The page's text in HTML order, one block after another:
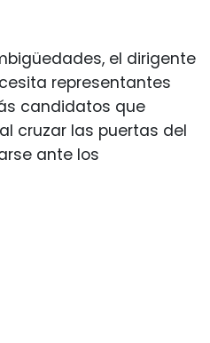
el dirigente
representantes
candidatos que
cruzar las puertas del
ante los